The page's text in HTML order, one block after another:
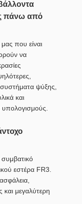
πάνω από
που είναι
να
ψύξης,
και
εστέρα FR3.
μεγαλύτερη